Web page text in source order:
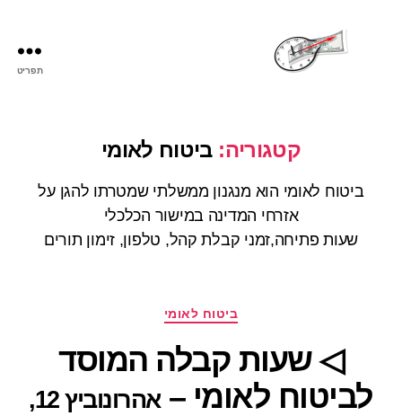
תפריט
קטגוריה: ביטוח לאומי
ביטוח לאומי הוא מנגנון ממשלתי שמטרתו להגן על
אזרחי המדינה במישור הכלכלי
שעות פתיחה,זמני קבלת קהל, טלפון, זימון תורים
קטגוריות
ביטוח לאומי
◁ שעות קבלה המוסד
לביטוח לאומי –
אהרונוביץ 12,